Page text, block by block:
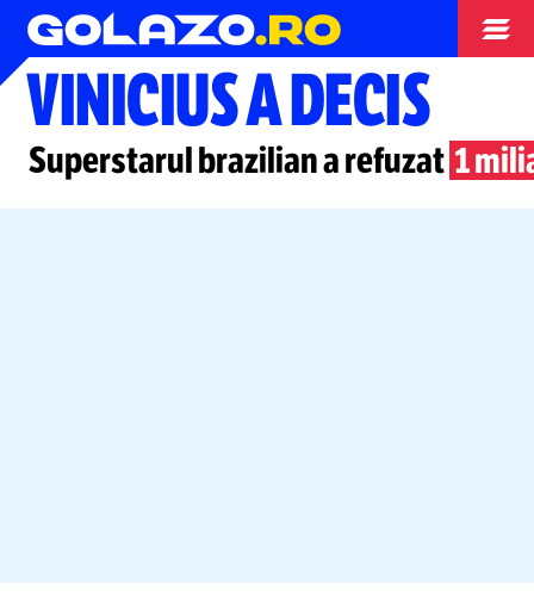
Campionate
VINICIUS A DECIS
Superstarul brazilian a refuzat 1